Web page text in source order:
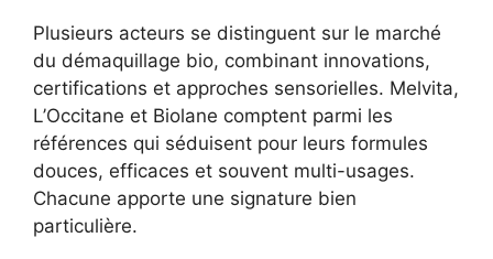
Plusieurs acteurs se distinguent sur le marché
du démaquillage bio, combinant innovations,
certifications et approches sensorielles. Melvita,
L’Occitane et Biolane comptent parmi les
références qui séduisent pour leurs formules
douces, efficaces et souvent multi-usages.
Chacune apporte une signature bien
particulière.